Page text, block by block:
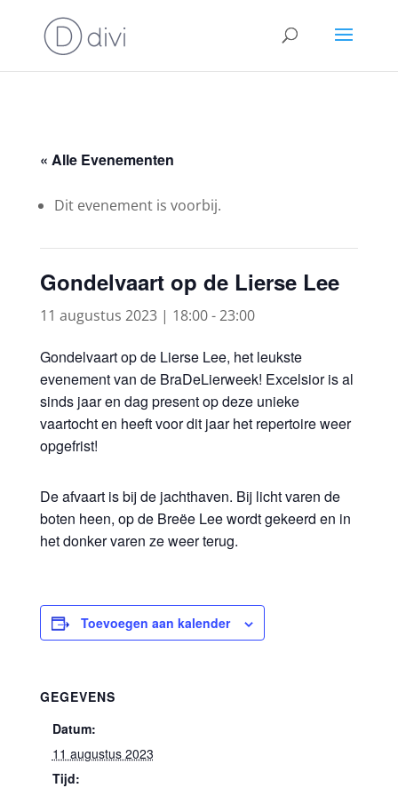
« Alle Evenementen
Dit evenement is voorbij.
Gondelvaart op de Lierse Lee
11 augustus 2023 | 18:00-23:00
Gondelvaart op de Lierse Lee, het leukste
evenement van de BraDeLierweek! Excelsior is al
sinds jaar en dag present op deze unieke
vaartocht en heeft voor dit jaar het repertoire weer
opgefrist!
De afvaart is bij de jachthaven. Bij licht varen de
boten heen, op de Breëe Lee wordt gekeerd en in
het donker varen ze weer terug.
Toevoegen aan kalender
GEGEVENS
Datum:
11 augustus 2023
Tijd: